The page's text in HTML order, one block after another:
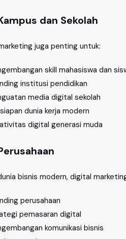
dan Sekolah
juga penting untuk:
skill mahasiswa dan
institusi pendidikan
media digital sekolah
dunia kerja modern
digital generasi muda
bisnis modern, digital
perusahaan
pemasaran digital
komunikasi bisnis